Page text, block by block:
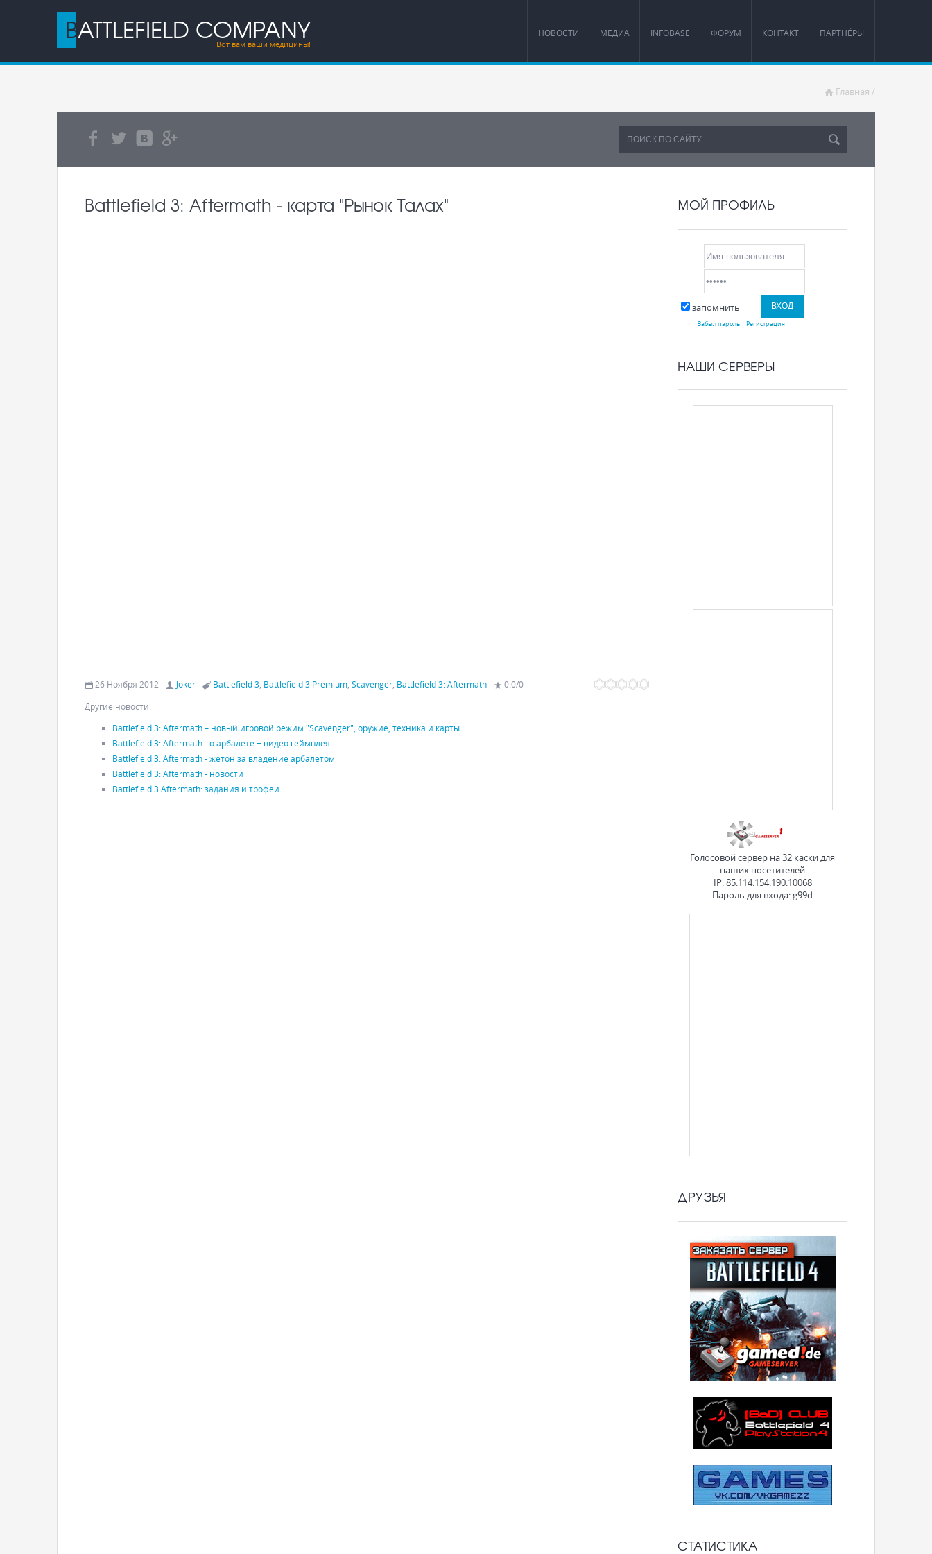
BATTLEFIELD COMPANY
Вот вам ваши медицины!
НОВОСТИ МЕДИА INFOBASE ФОРУМ КОНТАКТ ПАРТНЁРЫ
Главная /
Battlefield 3: Aftermath - карта "Рынок Талах"
26 Ноября 2012 Joker Battlefield 3 Battlefield 3 Premium Scavenger Battlefield 3: Aftermath 0.0/0
Другие новости:
Battlefield 3: Aftermath – новый игровой режим "Scavenger", оружие, техника и карты
Battlefield 3: Aftermath - о арбалете + видео геймплея
Battlefield 3: Aftermath - жетон за владение арбалетом
Battlefield 3: Aftermath - новости
Battlefield 3 Aftermath: задания и трофеи
МОЙ ПРОФИЛЬ
запомнить
Забыл пароль| Регистрация
НАШИ СЕРВЕРЫ
Голосовой сервер на 32 каски для
наших посетителей
IP: 85.114.154.190:10068
Пароль для входа: g99d
ДРУЗЬЯ
СТАТИСТИКА